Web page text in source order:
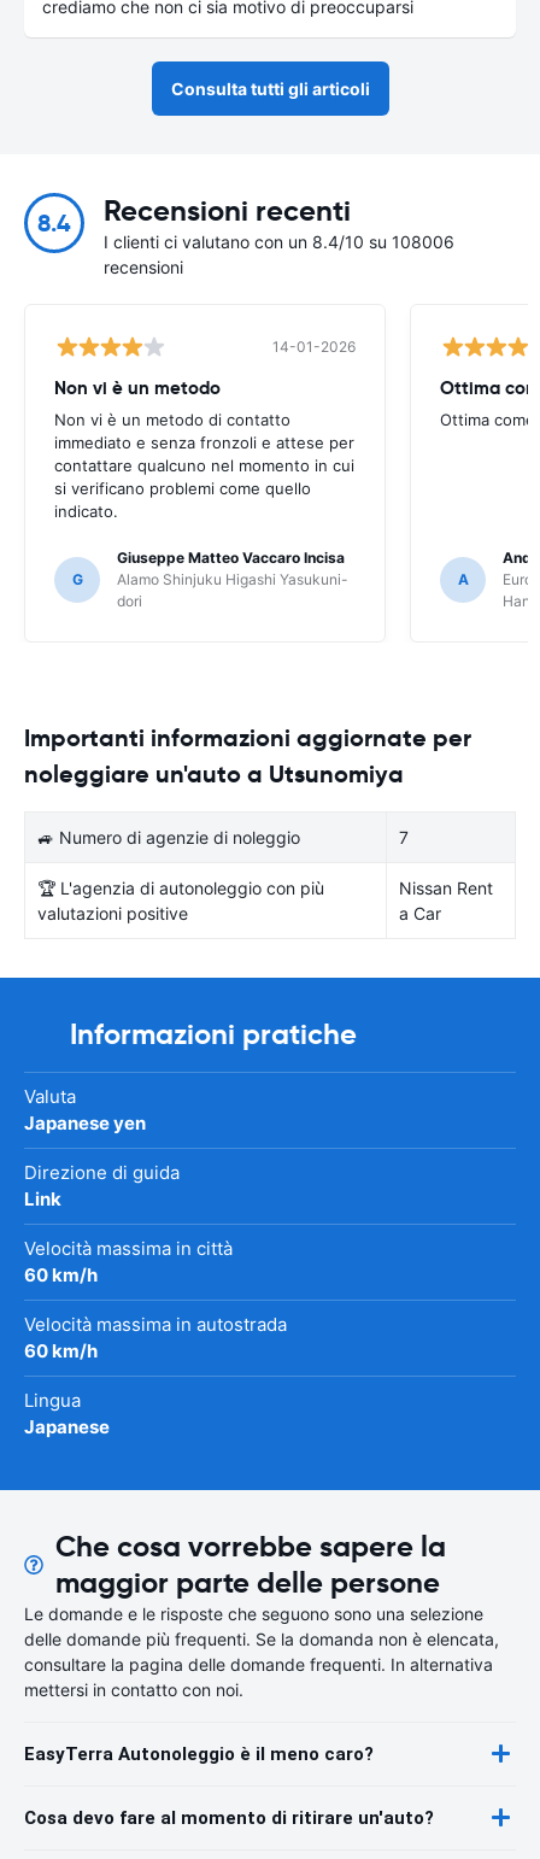
crediamo che non ci sia motivo di preoccuparsi
Consulta tutti gli articoli
8.4 Recensioni recenti
I clienti ci valutano con un 8.4/10 su 108006
recensioni
14-01-2026
Non vi è un metodo
Non vi è un metodo di contatto
immediato e senza fronzoli e attese per
contattare qualcuno nel momento in cui
si verificano problemi come quello
indicato.
G
Giuseppe Matteo Vaccaro Incisa
Alamo Shinjuku Higashi Yasukuni-
dori
Ottima
Ottima come
A
Importanti informazioni aggiornate per
noleggiare un'auto a Utsunomiya
🚙 Numero di agenzie di noleggio 7
🏆 L'agenzia di autonoleggio con più
valutazioni positive
Nissan Rent
a Car
Informazioni pratiche
Valuta
Japanese yen
Direzione di guida
Link
Velocità massima in città
60 km/h
Velocità massima in autostrada
60 km/h
Lingua
Japanese
Che cosa vorrebbe sapere la
maggior parte delle persone
Le domande e le risposte che seguono sono una selezione
delle domande più frequenti. Se la domanda non è elencata,
consultare la pagina delle domande frequenti. In alternativa
mettersi in contatto con noi.
EasyTerra Autonoleggio è il meno caro?
Cosa devo fare al momento di ritirare un'auto?